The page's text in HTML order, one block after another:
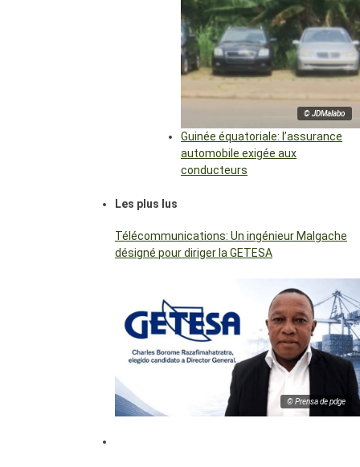
© JDMalabo
Guinée équatoriale: l’assurance
automobile exigée aux
conducteurs
Les plus lus
Télécommunications: Un ingénieur Malgache
désigné pour diriger la GETESA
© Prensa de pdge